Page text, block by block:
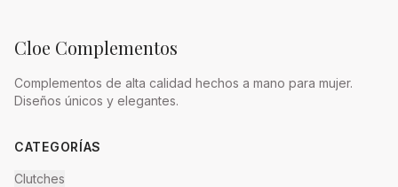
Cloe Complementos
Complementos de alta calidad hechos a mano para mujer.
Diseños únicos y elegantes.
CATEGORÍAS
Clutches